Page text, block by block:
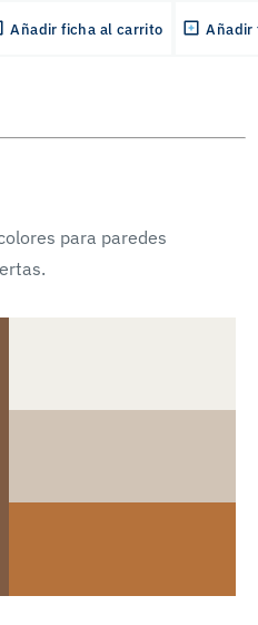
Añadir ficha al carrito Añadir
para paredes